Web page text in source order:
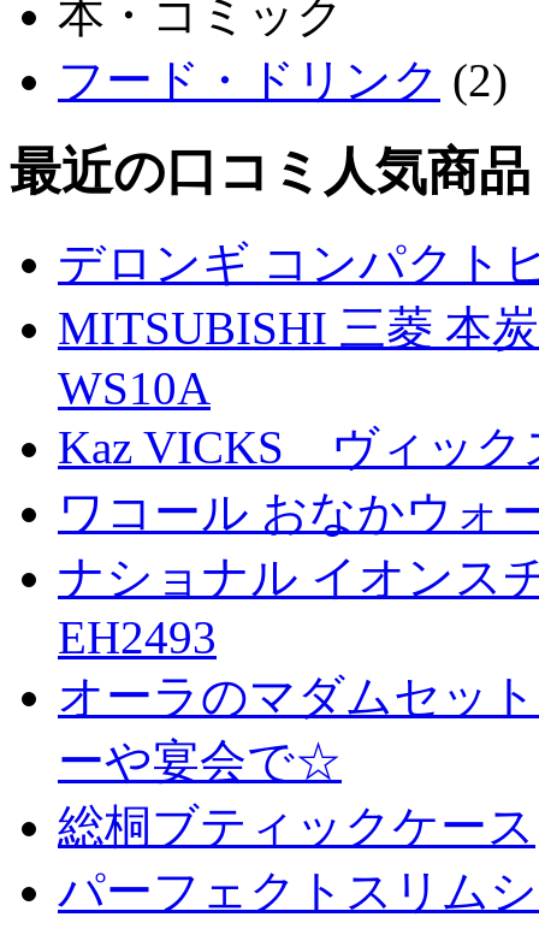
本・コミック
フード・ドリンク (2)
最近の口コミ人気商品
デロンギ コンパクト
MITSUBISHI 三菱 本
WS10A
Kaz VICKS ヴィック
ワコール おなかウォ
ナショナル イオンス
EH2493
オーラのマダムセッ
ーや宴会で☆
総桐ブティックケース
パーフェクトスリム